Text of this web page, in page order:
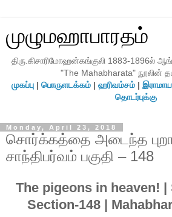
முழுமஹாபாரதம்
திரு.கிசாரிமோஹன்கங்குலி 1883-1896ல்
"The Mahabharata" நூலின்
முகப்பு| பொருளடக்கம்| ஹரிவம்சம்|
தொடர்புக்கு
Monday, April 23, 2018
சொர்க்கத்தை அடைந்த
சாந்திபர்வம் பகுதி – 148
The pigeons in heaven! |
Section-148 |